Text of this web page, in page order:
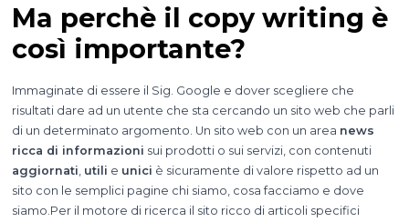
Ma perchè il copy writing è
così importante?
Immaginate di essere il Sig. Google e dover scegliere che
risultati dare ad un utente che sta cercando un sito web che parli
di un determinato argomento. Un sito web con un area news
ricca di informazioni sui prodotti o sui servizi, con contenuti
aggiornati utili e unici è sicuramente di valore rispetto ad un
sito con le semplici pagine chi siamo, cosa facciamo e dove
siamo.Per il motore di ricerca il sito ricco di articoli specifici